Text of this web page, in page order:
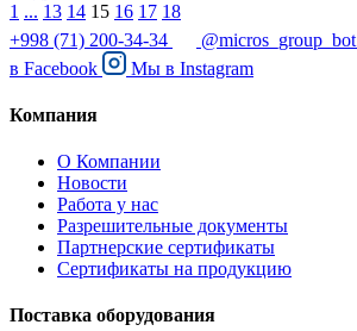
1 ... 13 14 15 16 17 18
+998 (71) 200-34-34
@micros_group_bot
в Facebook Мы в Instagram
Компания
О Компании
Новости
Работа у нас
Разрешительные документы
Партнерские сертификаты
Сертификаты на продукцию
Поставка оборудования